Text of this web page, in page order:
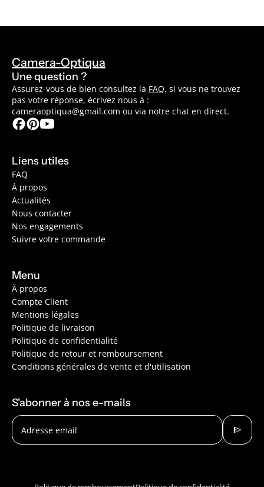
Camera-Optiqua
Une question ?
Assurez-vous de bien consultez la FAQ, si vous ne trouvez
pas votre réponse, écrivez nous à :
cameraoptiqua@gmail.com ou via notre chat en direct.
Liens utiles
FAQ
À propos
Actualités
Nous contacter
Nos engagements
Suivre votre commande
Menu
À propos
Compte Client
Mentions légales
Politique de livraison
Politique de confidentialité
Politique de retour et remboursement
Conditions générales de vente et d'utilisation
S'abonner à nos e-mails
Adresse email send